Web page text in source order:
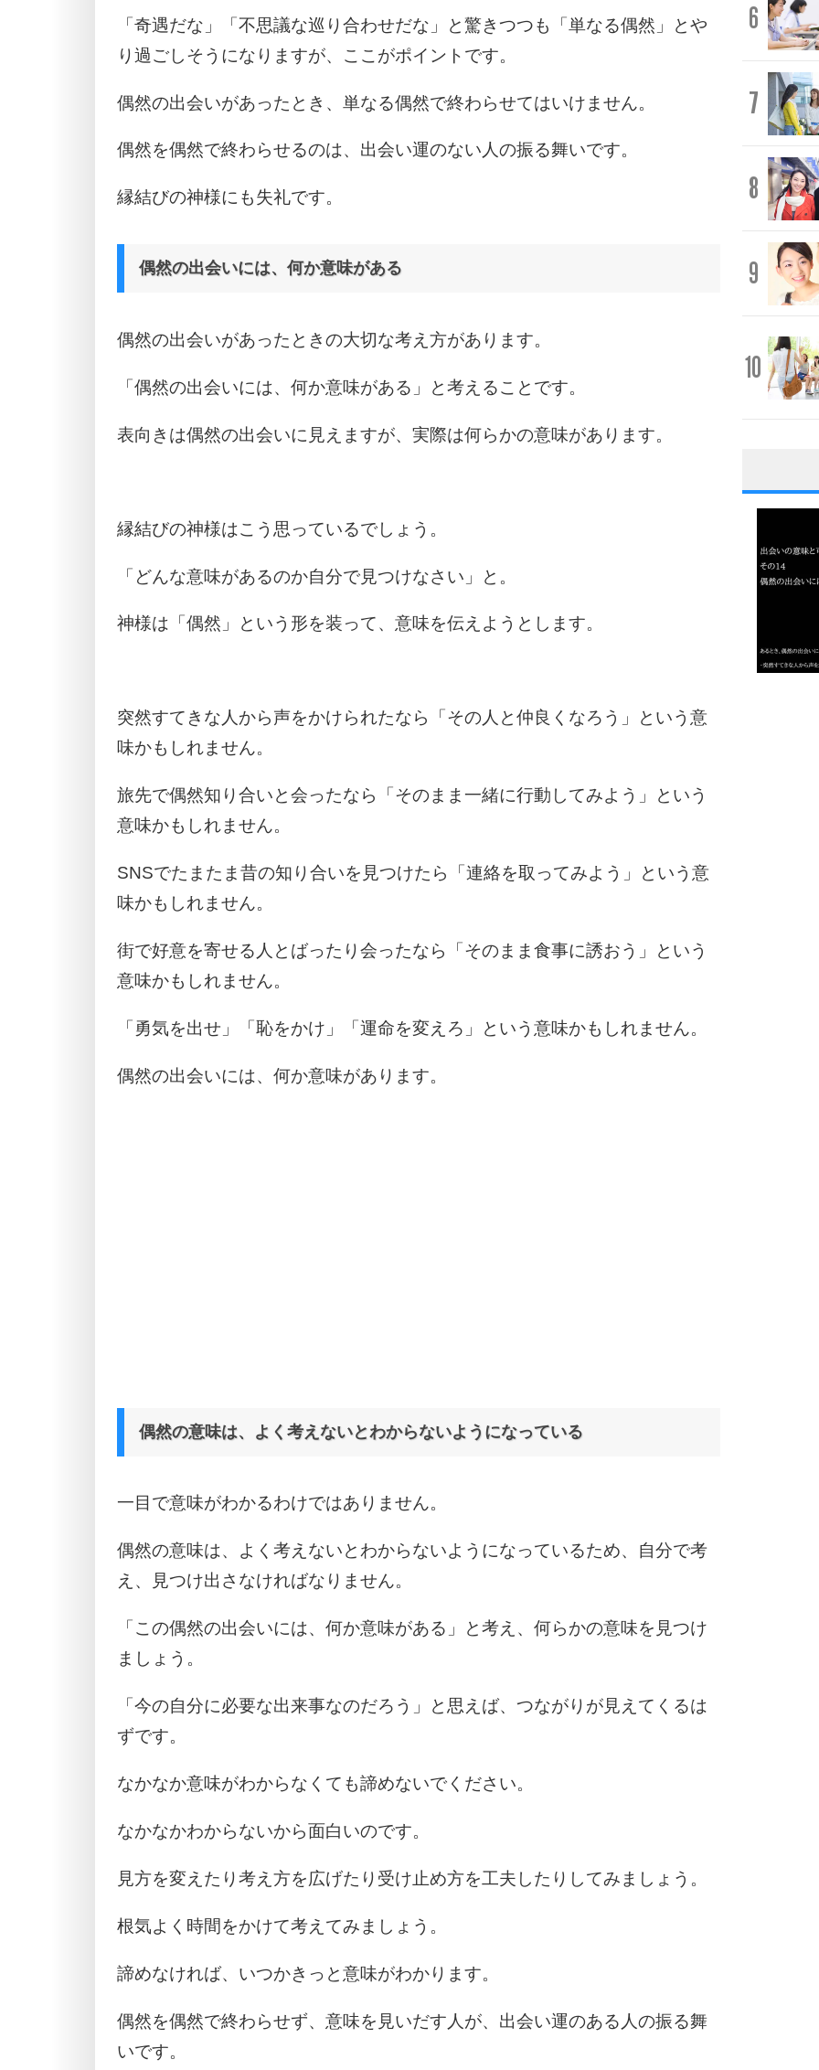
「奇遇だな」「不思議な巡り合わせだな」と驚きつつも「単なる偶然」とや
り過ごしそうになりますが、ここがポイントです。
偶然の出会いがあったとき、単なる偶然で終わらせてはいけません。
偶然を偶然で終わらせるのは、出会い運のない人の振る舞いです。
縁結びの神様にも失礼です。
偶然の出会いには、何か意味がある
偶然の出会いがあったときの大切な考え方があります。
「偶然の出会いには、何か意味がある」と考えることです。
表向きは偶然の出会いに見えますが、実際は何らかの意味があります。
縁結びの神様はこう思っているでしょう。
「どんな意味があるのか自分で見つけなさい」と。
神様は「偶然」という形を装って、意味を伝えようとします。
突然すてきな人から声をかけられたなら「その人と仲良くなろう」という意
味かもしれません。
旅先で偶然知り合いと会ったなら「そのまま一緒に行動してみよう」という
意味かもしれません。
SNSでたまたま昔の知り合いを見つけたら「連絡を取ってみよう」という意
味かもしれません。
街で好意を寄せる人とばったり会ったなら「そのまま食事に誘おう」という
意味かもしれません。
「勇気を出せ」「恥をかけ」「運命を変えろ」という意味かもしれません。
偶然の出会いには、何か意味があります。
偶然の意味は、よく考えないとわからないようになっている
一目で意味がわかるわけではありません。
偶然の意味は、よく考えないとわからないようになっているため、自分で考
え、見つけ出さなければなりません。
「この偶然の出会いには、何か意味がある」と考え、何らかの意味を見つけ
ましょう。
「今の自分に必要な出来事なのだろう」と思えば、つながりが見えてくるは
ずです。
なかなか意味がわからなくても諦めないでください。
なかなかわからないから面白いのです。
見方を変えたり考え方を広げたり受け止め方を工夫したりしてみましょう。
根気よく時間をかけて考えてみましょう。
諦めなければ、いつかきっと意味がわかります。
偶然を偶然で終わらせず、意味を見いだす人が、出会い運のある人の振る舞
いです。
6
7
8
9
10
1
3